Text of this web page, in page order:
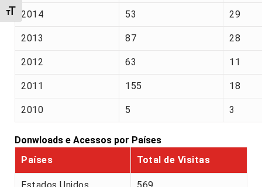
Alternar tamanho da fonte
2014 53 29
2013 87 28
2012 63 11
2011 155 18
2010 5 3
Donwloads e Acessos por Países
Países
Total de Visitas